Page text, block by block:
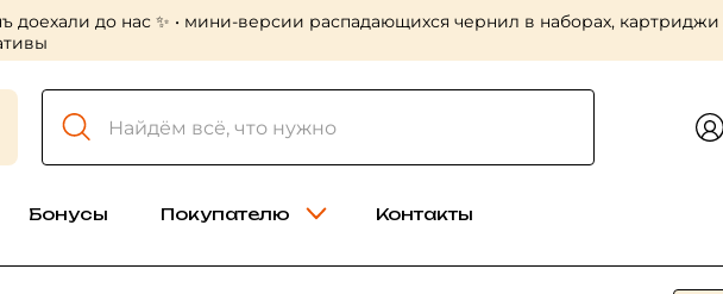
доехали до нас ✨ • мини-версии распадающихся чернил в наборах,
Бонусы Покупателю Контакты